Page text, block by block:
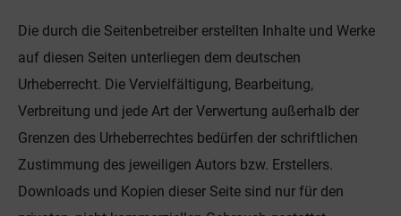
Die durch die Seitenbetreiber erstellten Inhalte und Werke
auf diesen Seiten unterliegen dem deutschen
Urheberrecht. Die Vervielfältigung, Bearbeitung,
Verbreitung und jede Art der Verwertung außerhalb der
Grenzen des Urheberrechtes bedürfen der schriftlichen
Zustimmung des jeweiligen Autors bzw. Erstellers.
Downloads und Kopien dieser Seite sind nur für den